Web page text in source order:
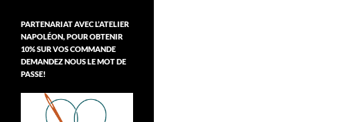
PARTENARIAT AVEC L’ATELIER
NAPOLÉON, POUR OBTENIR
10% SUR VOS COMMANDE
DEMANDEZ NOUS LE MOT DE
PASSE!